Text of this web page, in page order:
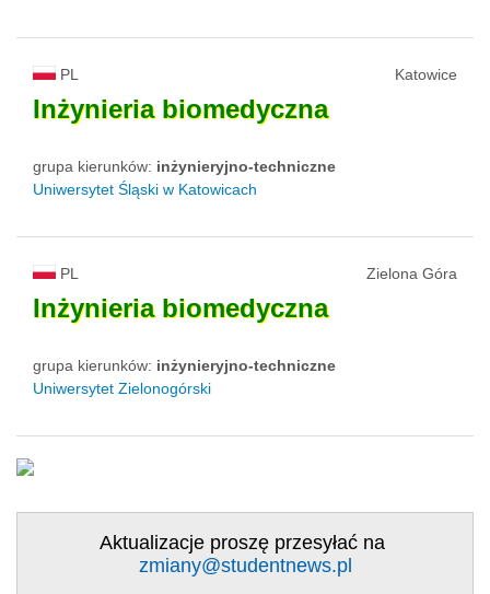
PL Katowice
Inżynieria biomedyczna
grupa kierunków: inżynieryjno-techniczne
Uniwersytet Śląski w Katowicach
PL Zielona Góra
Inżynieria biomedyczna
grupa kierunków: inżynieryjno-techniczne
Uniwersytet Zielonogórski
Aktualizacje proszę przesyłać na
zmiany@studentnews.pl